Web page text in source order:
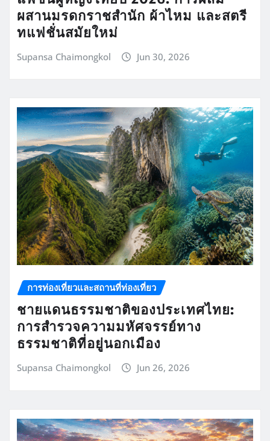
ผสานมรดกราชสำนัก ผ้าไหม และสตรี
ทแฟชั่นสมัยใหม่
Supansa Chaimongkol Jun 30, 2026
การท่องเที่ยวและสถานที่ท่องเที่ยว
ชายแดนธรรมชาติของประเทศไทย:
การสำรวจความมหัศจรรย์ทาง
ธรรมชาติที่อยู่นอกเมือง
Supansa Chaimongkol Jun 26, 2026